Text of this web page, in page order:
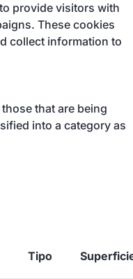
provide visitors with
These cookies
collect information to
that are being
into a category as
Tipo